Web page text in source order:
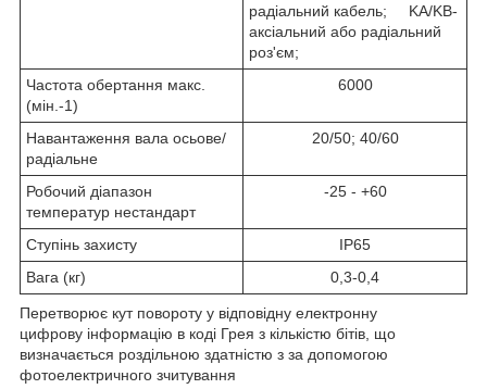
радіальний кабель; KA/KB-
аксіальний або радіальний
роз'єм;
Частота обертання макс.
(мін.-1)
6000
Навантаження вала осьове/
радіальне
20/50; 40/60
Робочий діапазон
температур нестандарт
-25 - +60
Ступінь захисту
ІР65
Вага (кг)
0,3-0,4
Перетворює кут повороту у відповідну електронну
цифрову інформацію в коді Грея з кількістю бітів, що
визначається роздільною здатністю з за допомогою
фотоелектричного зчитування